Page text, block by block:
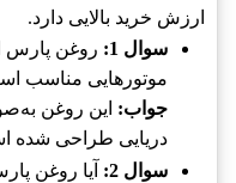
ارزش خرید بالایی دارد.
سوال 1:
موتورهایی مناسب
جواب: این روغن
دریایی طراحی شده
سوال 2: